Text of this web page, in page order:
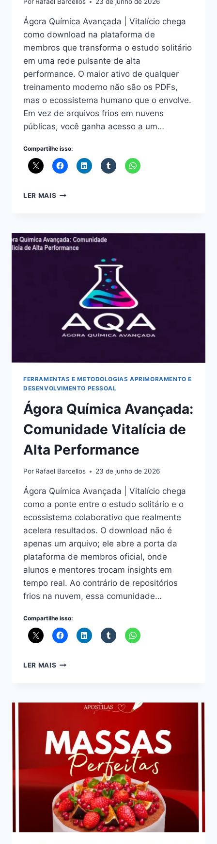
Ágora Química Avançada | Vitalício chega
como download na plataforma de
membros que transforma o estudo solitário
em uma rede pulsante de alta
performance. O maior ativo de qualquer
treinamento moderno não são os PDFs,
mas o ecossistema humano que o envolve.
Em vez de arquivos frios em nuvens
públicas, você ganha acesso a um…
Compartilhe isso:
LER MAIS ÁGORA
EXCLUSIVA
DE
FERRAMENTAS E METODOLOGIAS APRIMORAMENTO E
DESENVOLVIMENTO PESSOAL
Ágora Química Avançada:
Comunidade Vitalícia de
Alta Performance
Por Rafael Barcellos 23 de junho de 2026
Ágora Química Avançada | Vitalício chega
como a ponte entre o estudo solitário e o
ecossistema colaborativo que realmente
acelera resultados. O download não é
apenas um arquivo; ele abre a porta da
plataforma de membros oficial, onde
alunos e mentores trocam insights em
tempo real. Ao contrário de repositórios
frios na nuvem, essa comunidade…
Compartilhe isso:
LER MAIS ÁGORA
VITALÍCIA
PERFORMANCE